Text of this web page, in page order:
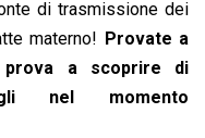
di trasmissione dei
materno! Provate a
a scoprire di
nel momento